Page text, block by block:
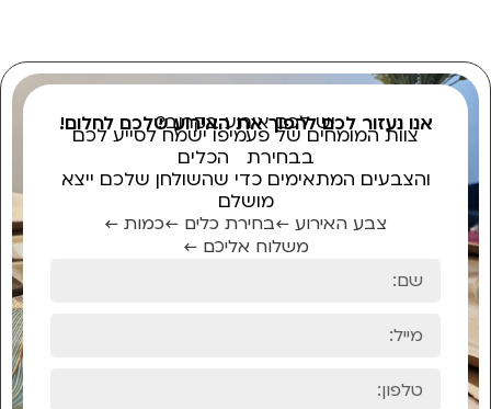
יש לכם אירוע בקרוב?
אנו נעזור לכם להפוך את האירוע שלכם לחלום!
צוות המומחים של פעמיפו ישמח לסייע לכם
בבחירת הכלים
והצבעים המתאימים כדי שהשולחן שלכם ייצא
מושלם
צבע האירוע ←בחירת כלים ←כמות ←
משלוח אליכם ←